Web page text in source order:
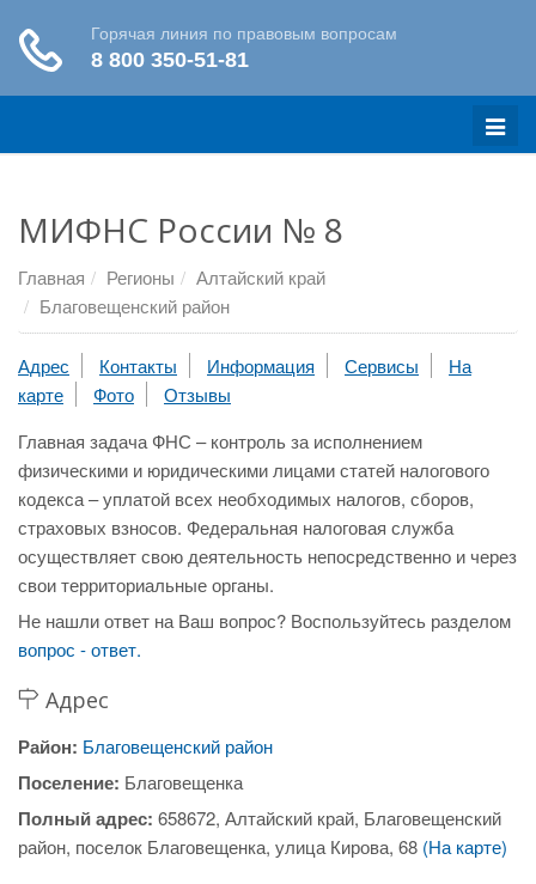
Меню
МИФНС России № 8
Главная Регионы
Алтайский край
Благовещенский район
Адрес Контакты Информация Сервисы
На
карте
Фото
Отзывы
Главная задача ФНС – контроль за исполнением
физическими и юридическими лицами статей налогового
кодекса – уплатой всех необходимых налогов, сборов,
страховых взносов. Федеральная налоговая служба
осуществляет свою деятельность непосредственно и через
свои территориальные органы.
Не нашли ответ на Ваш вопрос? Воспользуйтесь разделом
вопрос - ответ.
Адрес
Район: Благовещенский район
Поселение: Благовещенка
Полный адрес: 658672, Алтайский край, Благовещенский
район, поселок Благовещенка, улица Кирова, 68 (На карте)